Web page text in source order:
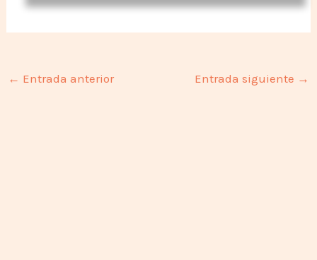
← Entrada anterior Entrada siguiente →